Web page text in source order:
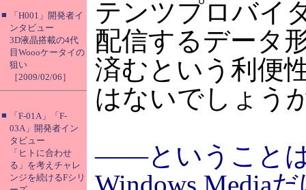
■
「H001」開発者イ
ンタビュー
3D液晶搭載の4代
目Woooケータイの
狙い
［2009/02/06］
■
「F-01A」「F-
03A」開発者イン
タビュー
「ヒトに合わせ
る」を考えチャレ
ンジを続けるFシリ
テンツプロバイ
配信するデータ
済むという利便
はないでしょう
――ということ